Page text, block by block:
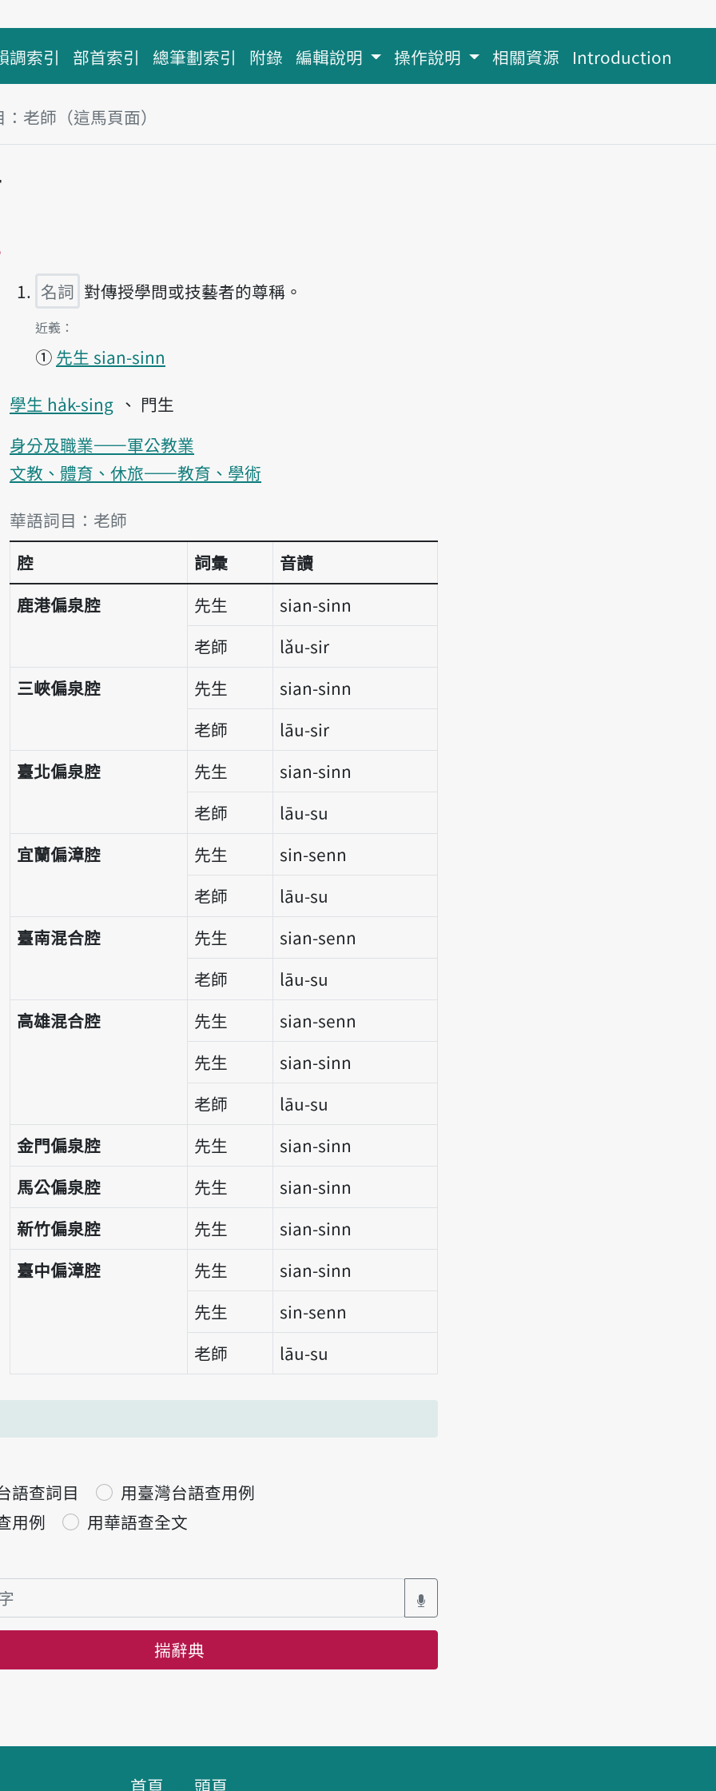
調索引 部首索引 總筆劃索引 附錄 編輯說明 操作說明 相關資源 Introduction
老師（這馬頁面）
名詞 對傳授學問或技藝者的尊稱。
第1項釋義的
近義：
① 先生 sian-sinn
學生 ha̍k-sing
門生
身分及職業——軍公教業
文教、體育、休旅——教育、學術
詞彙比較表
華語詞目：老師
腔
詞彙
音讀
鹿港偏泉腔
先生
sian-sinn
老師
lǎu-sir
三峽偏泉腔
先生
sian-sinn
老師
lāu-sir
臺北偏泉腔
先生
sian-sinn
老師
lāu-su
宜蘭偏漳腔
先生
sin-senn
老師
lāu-su
臺南混合腔
先生
sian-senn
老師
lāu-su
高雄混合腔
先生
sian-senn
先生
sian-sinn
老師
lāu-su
金門偏泉腔
先生
sian-sinn
馬公偏泉腔
先生
sian-sinn
新竹偏泉腔
先生
sian-sinn
臺中偏漳腔
先生
sian-sinn
先生
sin-senn
老師
lāu-su
語查詞目
用臺灣台語查用例
用例
用華語查全文
揣辭典
首頁 頭頁